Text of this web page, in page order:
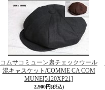
コムサコミューン裏チェックウール
混キャスケット/COMME CA COM
MUNE[5120XP21]
2,900円(税込)